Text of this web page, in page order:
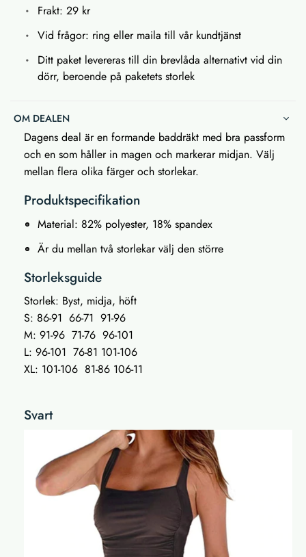
Frakt: 29 kr
Vid frågor: ring eller maila till vår kundtjänst
Ditt paket levereras till din brevlåda alternativt vid din
dörr, beroende på paketets storlek
OM DEALEN
Dagens deal är en formande baddräkt med bra passform
och en som håller in magen och markerar midjan. Välj
mellan flera olika färger och storlekar.
Produktspecifikation
Material: 82% polyester, 18% spandex
Är du mellan två storlekar välj den större
Storleksguide
Storlek: Byst, midja, höft
S: 86-91 66-71 91-96
M: 91-96 71-76 96-101
L: 96-101 76-81 101-106
XL: 101-106 81-86 106-11
Svart